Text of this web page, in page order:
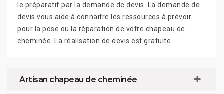
le préparatif par la demande de devis. La demande de
devis vous aide à connaitre les ressources à prévoir
pour la pose ou la réparation de votre chapeau de
cheminée. La réalisation de devis est gratuite.
Artisan chapeau de cheminée